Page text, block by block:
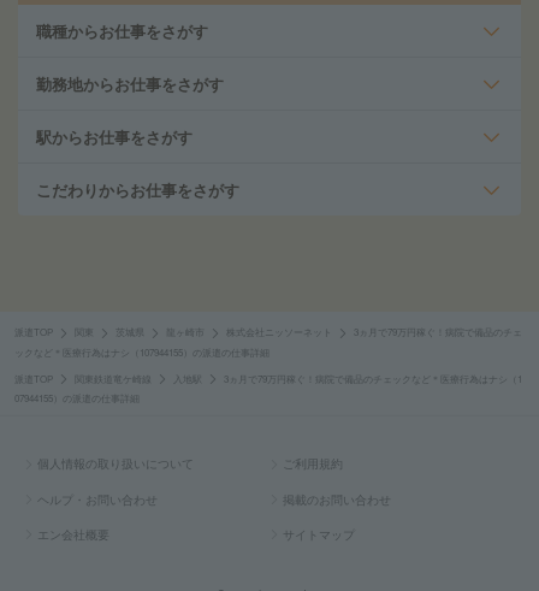
職種からお仕事をさがす
勤務地からお仕事をさがす
駅からお仕事をさがす
こだわりからお仕事をさがす
派遣TOP 茨城県 龍ヶ崎市 株式会社ニッソーネット
3ヵ月で79万円稼ぐ！病院で備品のチェ
ックなど＊医療行為はナシ（107944155）の派遣の仕事詳細
派遣TOP 関東鉄道竜ケ崎線 入地駅
3ヵ月で79万円稼ぐ！病院で備品のチェックなど＊医療行為はナシ（1
07944155）の派遣の仕事詳細
個人情報の取り扱いについて ご利用規約
ヘルプ・お問い合わせ 掲載のお問い合わせ
エン会社概要 サイトマップ